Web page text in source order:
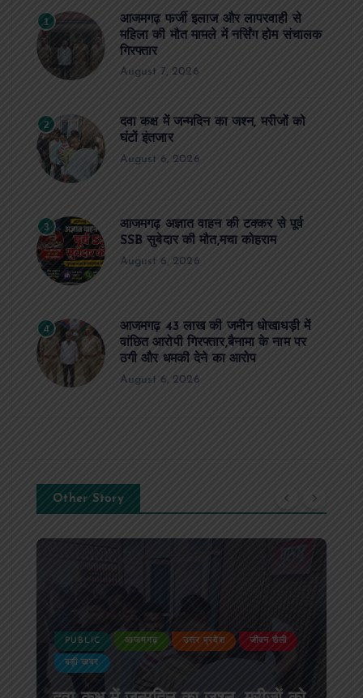
1
आजमगढ़ फर्जी इलाज और लापरवाही से
महिला की मौत मामले में नर्सिंग होम संचालक
गिरफ्तार
August 7, 2026
2
दवा कक्ष में जन्मदिन का जश्न, मरीजों को
घंटों इंतजार
August 6, 2026
3
आजमगढ़ अज्ञात वाहन की टक्कर से पूर्व
SSB सुबेदार की मौत,मचा कोहराम
August 6, 2026
4
आजमगढ़ 43 लाख की जमीन धोखाधड़ी में
वांछित आरोपी गिरफ्तार,बैनामा के नाम पर
ठगी और धमकी देने का आरोप
August 6, 2026
Other Story
PUBLIC आजमगढ़ उत्तर प्रदेश जीवन शैली
बड़ी खबर